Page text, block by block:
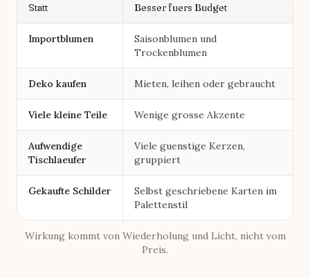
Statt Besser fuers Budget
Importblumen
Saisonblumen und
Trockenblumen
Deko kaufen Mieten, leihen oder gebraucht
Viele kleine Teile Wenige grosse Akzente
Aufwendige
Tischlaeufer
Viele guenstige Kerzen,
gruppiert
Gekaufte Schilder
Selbst geschriebene Karten im
Palettenstil
Wirkung kommt von Wiederholung und Licht, nicht vom
Preis.